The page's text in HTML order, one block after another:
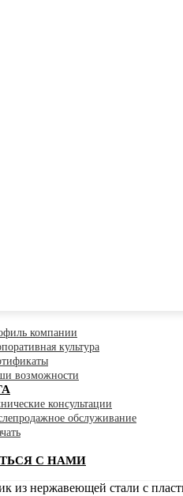
компании
культура
возможности
консультации
обслуживание
С НАМИ